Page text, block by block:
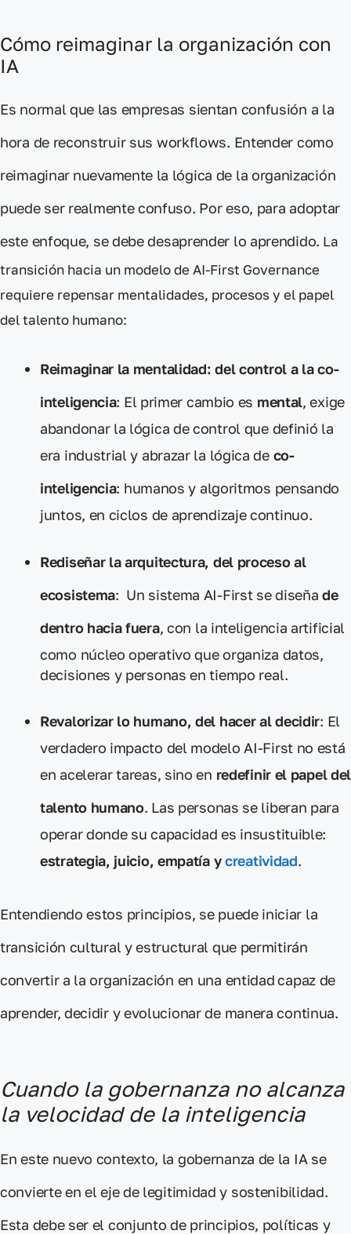
Cómo reimaginar la organización con
IA
Es normal que las empresas sientan confusión a la
hora de reconstruirsus workflows. Entender como
reimaginar nuevamente la lógica de la organización
puede ser realmente confuso. Por eso, para adoptar
este enfoque, se debedesaprender lo aprendido. La
transición hacia un modelo de AI-First Governance
requiere repensar mentalidades, procesos y el papel
del talento humano:
Reimaginar la mentalidad: del control a la co-
inteligencia: El primer cambio es mental, exige
abandonar la lógica de control que definió la
era industrial y abrazar la lógica de co-
inteligencia: humanos y algoritmos pensando
juntos, en ciclos de aprendizaje continuo.
Rediseñar la arquitectura, del proceso al
ecosistema: Un sistema AI-First se diseñade
dentro hacia fuera, con la inteligencia artificial
como núcleo operativo que organiza datos,
decisiones y personas en tiempo real.
Revalorizar lo humano, del hacer al decidir: El
verdadero impacto del modelo AI-First no está
en acelerar tareas, sino en redefinir el papel del
talento humano. Las personas se liberan para
operar donde su capacidad es insustituible:
estrategia, juicio, empatía ycreatividad.
Entendiendo estos principios, se puede iniciar la
transición cultural y estructural que permitirán
convertir a la organización en una entidad capaz de
aprender, decidir y evolucionarde manera continua.
Cuando la gobernanza no alcanza
la velocidad de la inteligencia
En este nuevo contexto, la gobernanza de la IA se
convierte en el eje de legitimidad y sostenibilidad.
Esta debe ser el conjunto de principios, políticas y